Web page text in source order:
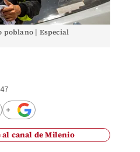
poblano | Especial
al canal de Milenio